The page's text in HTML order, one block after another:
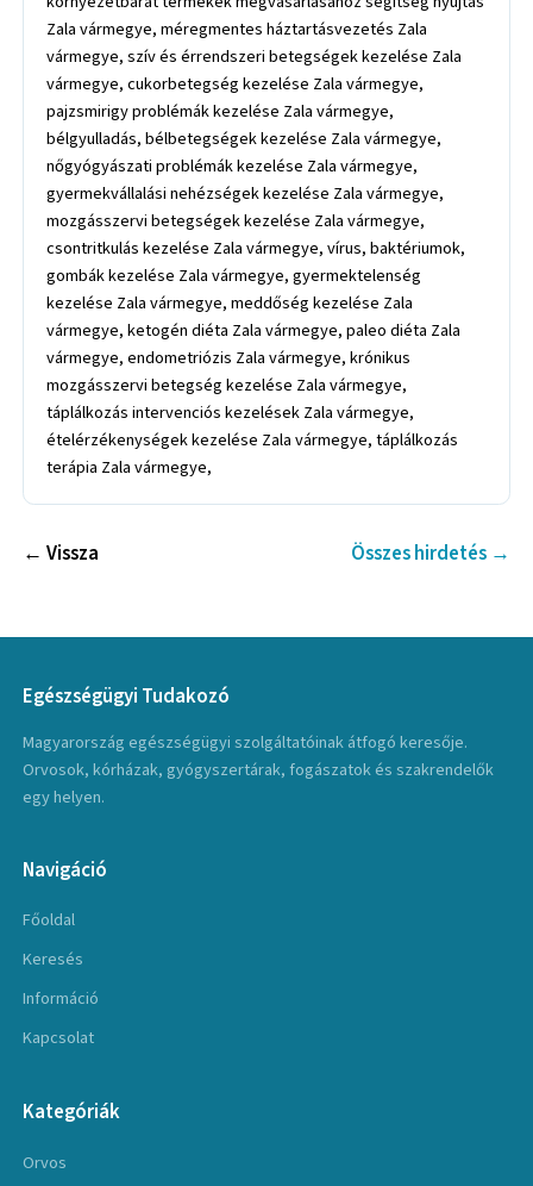
Zala vármegye, méregmentes háztartásvezetés Zala
vármegye, szív és érrendszeri betegségek kezelése Zala
vármegye, cukorbetegség kezelése Zala vármegye,
pajzsmirigy problémák kezelése Zala vármegye,
bélgyulladás, bélbetegségek kezelése Zala vármegye,
nőgyógyászati problémák kezelése Zala vármegye,
gyermekvállalási nehézségek kezelése Zala vármegye,
mozgásszervi betegségek kezelése Zala vármegye,
csontritkulás kezelése Zala vármegye, vírus, baktériumok,
gombák kezelése Zala vármegye, gyermektelenség
kezelése Zala vármegye, meddőség kezelése Zala
vármegye, ketogén diéta Zala vármegye, paleo diéta Zala
vármegye, endometriózis Zala vármegye, krónikus
mozgásszervi betegség kezelése Zala vármegye,
táplálkozás intervenciós kezelések Zala vármegye,
ételérzékenységek kezelése Zala vármegye, táplálkozás
terápia Zala vármegye,
← Vissza Összes hirdetés →
Egészségügyi Tudakozó
Magyarország egészségügyi szolgáltatóinak átfogó keresője.
Orvosok, kórházak, gyógyszertárak, fogászatok és szakrendelők
egy helyen.
Navigáció
Főoldal
Keresés
Információ
Kapcsolat
Kategóriák
Orvos